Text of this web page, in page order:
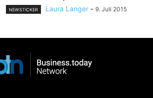
NEWSTICKER Laura Langer - 9. Juli 2015